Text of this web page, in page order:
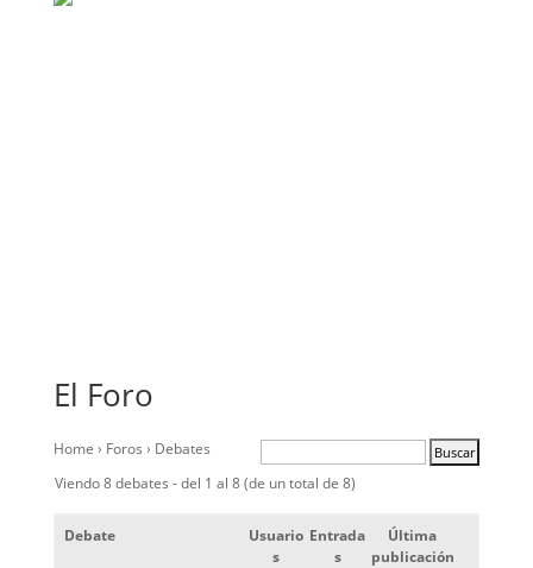
El Foro
Home › Foros › Debates
Viendo 8 debates - del 1 al 8 (de un total de 8)
Debate
Usuario
s
Entrada
s
Última
publicación